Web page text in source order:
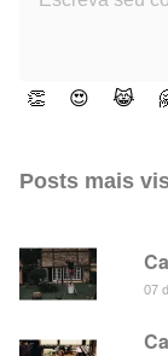
👏 😍 😹
Posts mais
07